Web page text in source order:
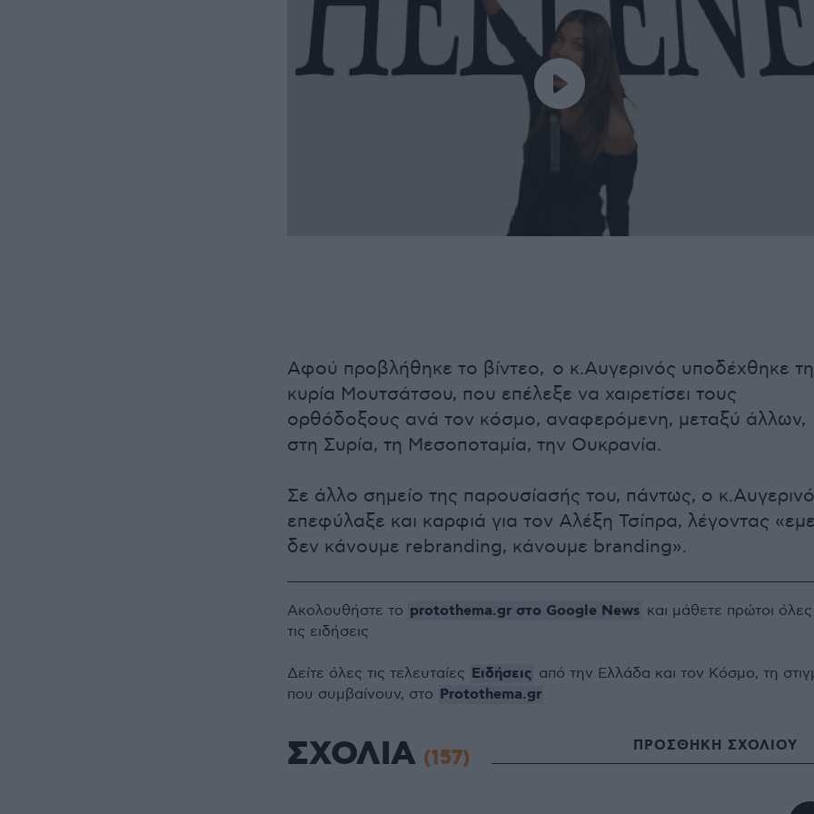
Αφού προβλήθηκε το βίντεο, ο κ.Αυγερινός υποδέχθηκε
κυρία Μουτσάτσου, που επέλεξε να χαιρετίσει τους
ορθόδοξους ανά τον κόσμο, αναφερόμενη, μεταξύ άλλων,
στη Συρία, τη Μεσοποταμία, την Ουκρανία.
Σε άλλο σημείο της παρουσίασής του, πάντως, ο
επεφύλαξε και καρφιά για τον Αλέξη Τσίπρα, λέγοντας
δεν κάνουμε rebranding, κάνουμε branding».
Ακολουθήστε το protothema.gr στο Google News και μάθετε πρώτοι όλες
τις ειδήσεις
Δείτε όλες τις τελευταίες Ειδήσεις από την Ελλάδα και τον Κόσμο, τη
που συμβαίνουν, στο Protothema.gr
ΣΧΟΛΙΑ (157) ΠΡΟΣΘΗΚΗ ΣΧΟΛΙΟΥ